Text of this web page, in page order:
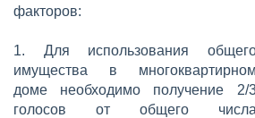
факторов:
1. Для использования
имущества в многоквартирном
доме необходимо получение 2/
голосов от общего числа